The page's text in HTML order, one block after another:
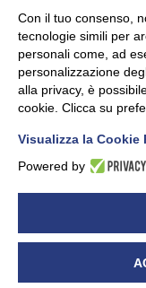
C.F.
PEC:
Cap.
UNIDATA -
UNIDATA -
Con il tuo consenso,
tecnologie simili per
personali come, ad
personalizzazione
alla privacy, è
cookie. Clicca su
Visualizza la Cookie
Powered by